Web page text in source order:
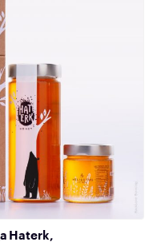
Haterk,